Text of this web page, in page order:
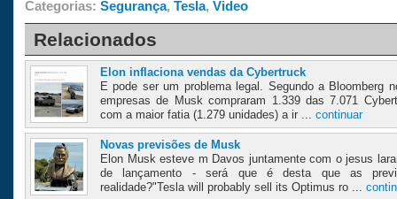
Categorias: Segurança, Tesla, Video
Relacionados
Elon inflaciona vendas da Cybertruck
E pode ser um problema legal. Segundo a Bloomberg
empresas de Musk compraram 1.339 das 7.071
com a maior fatia (1.279 unidades) a ir ... continuar
Novas previsões de Musk
Elon Musk esteve m Davos juntamente com o jesus
de lançamento - será que é desta que as
realidade?"Tesla will probably sell its Optimus ro ...